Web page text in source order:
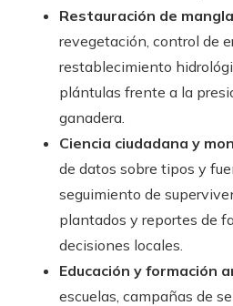
Restauración de
revegetación, control de
restablecimiento
plántulas frente a la
ganadera.
Ciencia ciudadana y
de datos sobre tipos y
seguimiento de
plantados y reportes de
decisiones locales.
Educación y formación
escuelas, campañas de